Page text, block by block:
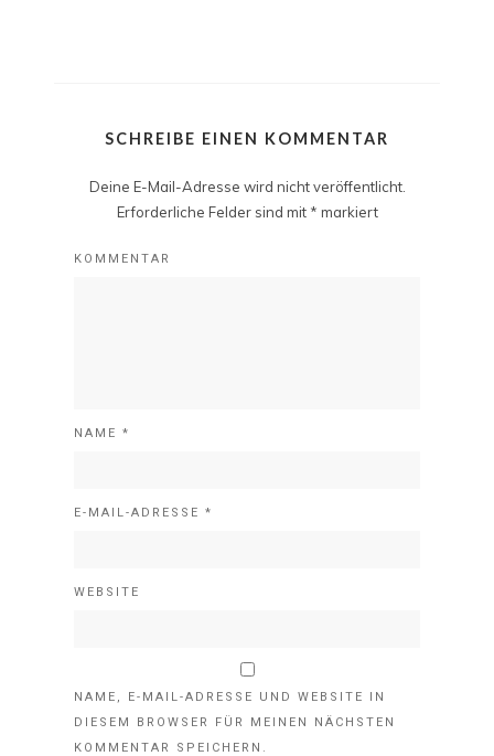
SCHREIBE EINEN KOMMENTAR
Deine E-Mail-Adresse wird nicht veröffentlicht.
Erforderliche Felder sind mit * markiert
KOMMENTAR
NAME *
E-MAIL-ADRESSE *
WEBSITE
NAME, E-MAIL-ADRESSE UND WEBSITE IN
DIESEM BROWSER FÜR MEINEN NÄCHSTEN
KOMMENTAR SPEICHERN.